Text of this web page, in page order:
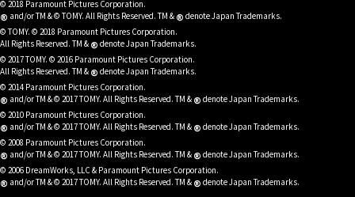
© 2018 Paramount Pictures Corporation.
® and/or TM & © TOMY. All Rights Reserved. TM & ® denote Japan Trademarks.
© TOMY. © 2018 Paramount Pictures Corporation.
All Rights Reserved. TM & ® denote Japan Trademarks.
© 2017 TOMY. © 2016 Paramount Pictures Corporation.
All Rights Reserved. TM & ® denote Japan Trademarks.
© 2014 Paramount Pictures Corporation.
® and/or TM & © 2017 TOMY. All Rights Reserved. TM & ® denote Japan Trademarks.
© 2010 Paramount Pictures Corporation.
® and/or TM & © 2017 TOMY. All Rights Reserved. TM & ® denote Japan Trademarks.
© 2008 Paramount Pictures Corporation.
® and/or TM & © 2017 TOMY. All Rights Reserved. TM & ® denote Japan Trademarks.
© 2006 DreamWorks, LLC & Paramount Pictures Corporation.
® and/or TM & © 2017 TOMY. All Rights Reserved. TM & ® denote Japan Trademarks.